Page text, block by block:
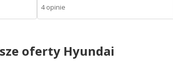
4 opinie
oferty Hyundai